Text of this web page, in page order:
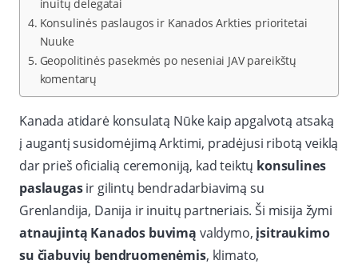
inuitų delegatai
Konsulinės paslaugos ir Kanados Arkties prioritetai
Nuuke
Geopolitinės pasekmės po neseniai JAV pareikštų
komentarų
Kanada atidarė konsulatą Nūke kaip apgalvotą atsaką
į augantį susidomėjimą Arktimi, pradėjusi ribotą veiklą
dar prieš oficialią ceremoniją, kad teiktų konsulines
paslaugasir gilintų bendradarbiavimą su
Grenlandija, Danija ir inuitų partneriais. Ši misija žymi
atnaujintą Kanados buvimą valdymo, įsitraukimo
su čiabuvių bendruomenėmis, klimato,